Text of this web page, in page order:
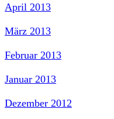
April 2013
März 2013
Februar 2013
Januar 2013
Dezember 2012